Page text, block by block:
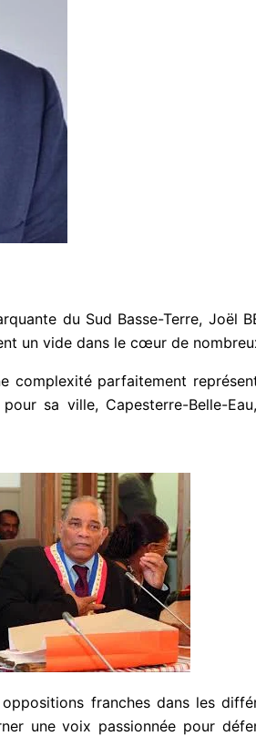
du Sud Basse-Terre, Joël
un vide dans le cœur de
parfaitement
pour sa ville, Capesterre-Belle-
franches dans les
une voix passionnée pour